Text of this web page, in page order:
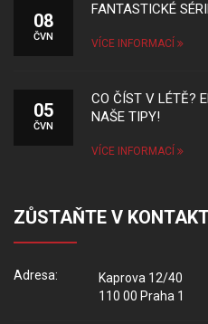
08
ČVN
FANTASTICKÉ
VÍCE INFORMACÍ
05
ČVN
CO ČÍST V LÉTĚ?
NAŠE TIPY!
VÍCE INFORMACÍ
ZŮSTAŇTE V
Adresa:
Kaprova 12/40
110 00 Praha 1